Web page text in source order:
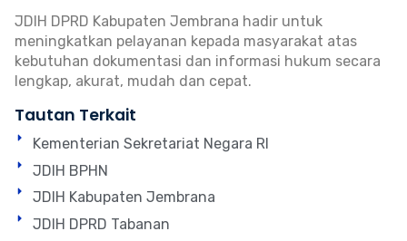
JDIH DPRD Kabupaten Jembrana hadir untuk
meningkatkan pelayanan kepada masyarakat atas
kebutuhan dokumentasi dan informasi hukum secara
lengkap, akurat, mudah dan cepat.
Tautan Terkait
Kementerian Sekretariat Negara RI
JDIH BPHN
JDIH Kabupaten Jembrana
JDIH DPRD Tabanan